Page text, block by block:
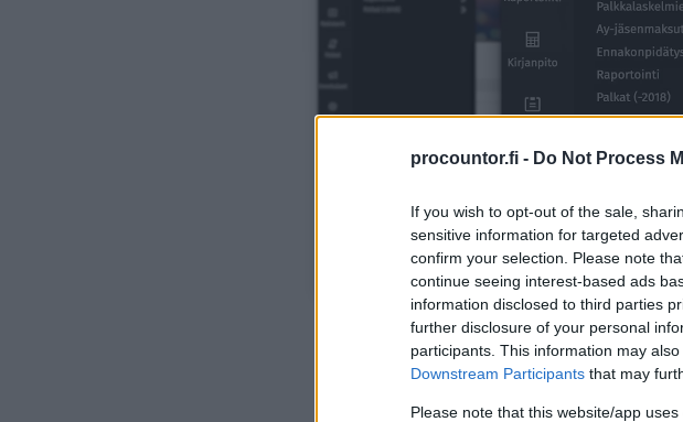
procountor.fi - Do Not Process
If you wish to opt-out of the sale,
sensitive information for targeted
confirm your selection. Please note
continue seeing interest-based ads
information disclosed to third parties
further disclosure of your personal
participants. This information may
Downstream Participants that may
Please note that this website/app